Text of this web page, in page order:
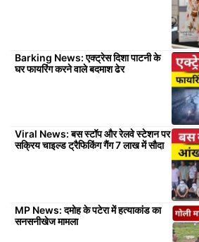
Barking News: एक्ट्रेस दिशा पाटनी के
घर फायरिंग करने वाले बदमाश ढेर
Viral News: बस स्टॉप और रेलवे स्टेशन पर
सक्रिय चाइल्ड ट्रैफिकिंग गैंग 7 लाख में सौदा
MP News: दमोह के पटेरा में हत्याकांड का
सनसनीखेज मामला